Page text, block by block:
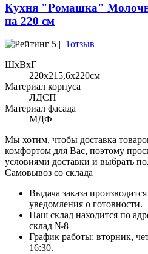
Кухня "Ромашка"
на 220 см
5 | 1отзыв
ШхВхГ
220x215,6х220см
Материал корпуса
ЛДСП
Материал фасада
МДФ
Мы хотим, чтобы доставка
комфортом для Вас, поэтому
условиями доставки и выбрать
Самовывоз со склада
Выдача заказа
уведомления о готовности.
Наш склад находится по
склад №8
График работы: вторник,
16:30.